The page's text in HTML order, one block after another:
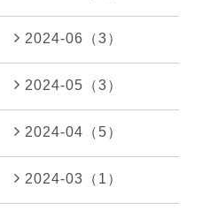
2024-06（3）
2024-05（3）
2024-04（5）
2024-03（1）